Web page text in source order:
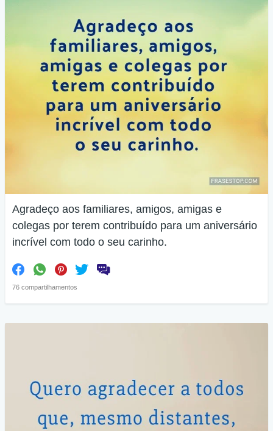
Agradeço aos familiares, amigos, amigas e
colegas por terem contribuído para um aniversário
incrível com todo o seu carinho.
76 compartilhamentos